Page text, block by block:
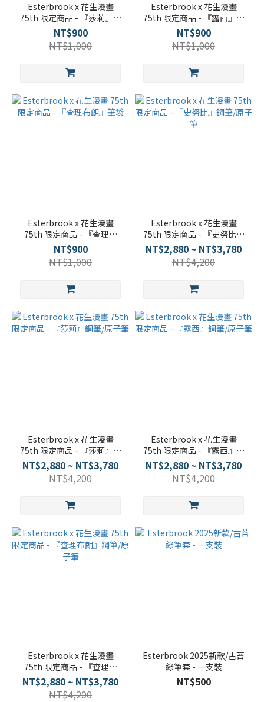
Esterbrook x 花生漫畫
75th 限定商品 - 『莎莉』筆
袋
NT$900
NT$1,000
Esterbrook x 花生漫畫
75th 限定商品 - 『露西』筆
袋
NT$900
NT$1,000
Esterbrook x 花生漫畫
75th 限定商品 - 『查理布
朗』筆袋
NT$900
NT$1,000
Esterbrook x 花生漫畫
75th 限定商品 - 『史努比』
鋼筆/原子筆
NT$2,880 ~ NT$3,780
NT$4,200
Esterbrook x 花生漫畫
75th 限定商品 - 『莎莉』鋼
筆/原子筆
NT$2,880 ~ NT$3,780
NT$4,200
Esterbrook x 花生漫畫
75th 限定商品 - 『露西』鋼
筆/原子筆
NT$2,880 ~ NT$3,780
NT$4,200
Esterbrook x 花生漫畫
75th 限定商品 - 『查理布
朗』鋼筆/原子筆
NT$2,880 ~ NT$3,780
NT$4,200
Esterbrook 2025新款/古苔
綠筆套 - 一支裝
NT$500